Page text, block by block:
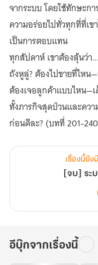
จากระบบ โดยใช้ทักษะก
ความอร่อยไปทั่วทุกที่ที่เ
เป็นการตอบแทน
ทุกสัปดาห์ เขาต้องลุ้นว่า
ถังหูลู่? ต้องไปขายที่ไหน
ต้องเจอลูกค้าแบบไหน—
ทั้งภารกิจสุดป่วนและคว
ก่อนดีละ? (บทที่ 201-
เรื่องนี้ยัง
[จบ] ระ
อีบุ๊กจากเรื่องนี้